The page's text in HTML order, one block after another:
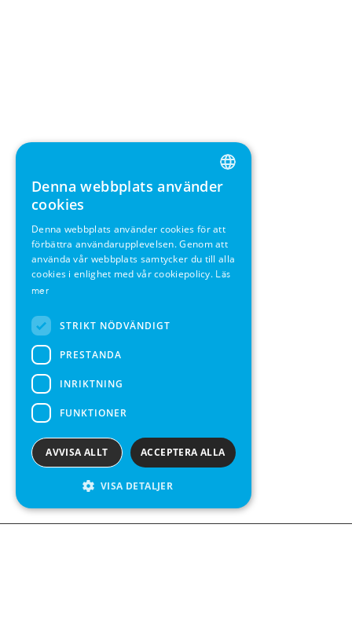
ENGLISH
SWEDISH
FRENCH
Denna webbplats använder
cookies
Denna webbplats använder cookies för att
förbättra användarupplevelsen. Genom att
använda vår webbplats samtycker du till alla
cookies i enlighet med vår cookiepolicy. Läs
mer
STRIKT NÖDVÄNDIGT
PRESTANDA
INRIKTNING
FUNKTIONER
ACCEPTERA ALLA
AVVISA ALLT
VISA DETALJER